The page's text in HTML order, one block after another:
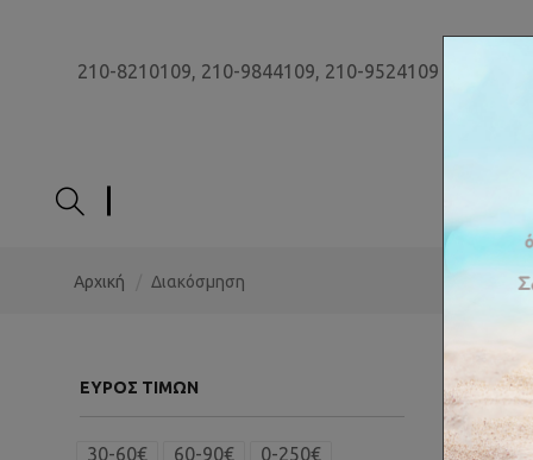
210-8210109, 210-9844109, 210-9524109
Αρχική Διακόσμηση
ΕΎΡΟΣ ΤΙΜΏΝ
30-60€ 60-90€
0-250€